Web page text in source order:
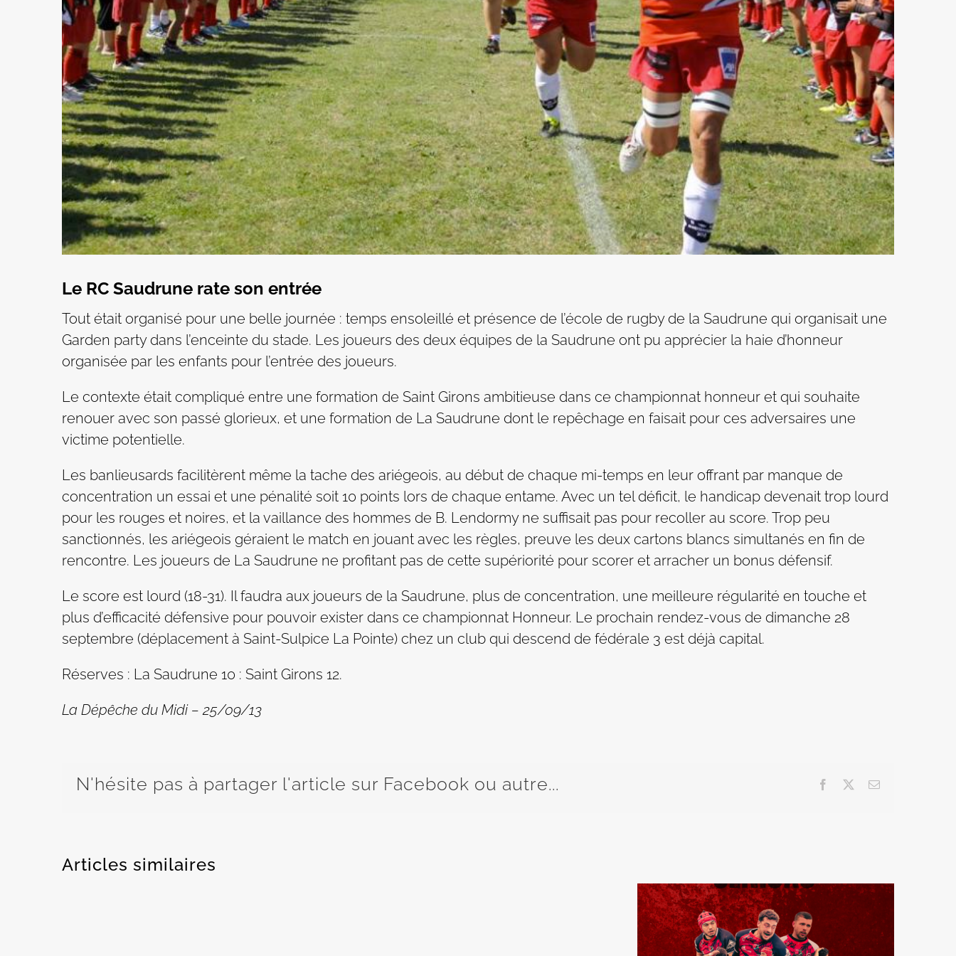
Le RC Saudrune rate son entrée
Tout était organisé pour une belle journée : temps ensoleillé et présence de l’école de rugby de la Saudrune qui organisait une
Garden party dans l’enceinte du stade. Les joueurs des deux équipes de la Saudrune ont pu apprécier la haie d’honneur
organisée par les enfants pour l’entrée des joueurs.
Le contexte était compliqué entre une formation de Saint Girons ambitieuse dans ce championnat honneur et qui souhaite
renouer avec son passé glorieux, et une formation de La Saudrune dont le repêchage en faisait pour ces adversaires une
victime potentielle.
Les banlieusards facilitèrent même la tache des ariégeois, au début de chaque mi-temps en leur offrant par manque de
concentration un essai et une pénalité soit 10 points lors de chaque entame. Avec un tel déficit, le handicap devenait trop lourd
pour les rouges et noires, et la vaillance des hommes de B. Lendormy ne suffisait pas pour recoller au score. Trop peu
sanctionnés, les ariégeois géraient le match en jouant avec les règles, preuve les deux cartons blancs simultanés en fin de
rencontre. Les joueurs de La Saudrune ne profitant pas de cette supériorité pour scorer et arracher un bonus défensif.
Le score est lourd (18-31). Il faudra aux joueurs de la Saudrune, plus de concentration, une meilleure régularité en touche et
plus d’efficacité défensive pour pouvoir exister dans ce championnat Honneur. Le prochain rendez-vous de dimanche 28
septembre (déplacement à Saint-Sulpice La Pointe) chez un club qui descend de fédérale 3 est déjà capital.
Réserves : La Saudrune 10 : Saint Girons 12.
La Dépêche du Midi – 25/09/13
N'hésite pas à partager l'article sur Facebook ou autre... Facebook Email
Articles similaires